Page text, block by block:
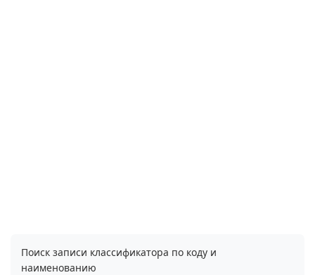
Поиск записи классификатора по коду и
наименованию